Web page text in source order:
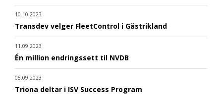
10.10.2023
Transdev velger FleetControl i Gästrikland
11.09.2023
Én million endringssett til NVDB
05.09.2023
Triona deltar i ISV Success Program